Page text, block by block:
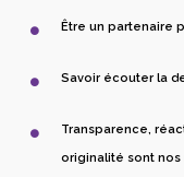
Être un partenaire
Savoir écouter la
Transparence,
originalité sont nos